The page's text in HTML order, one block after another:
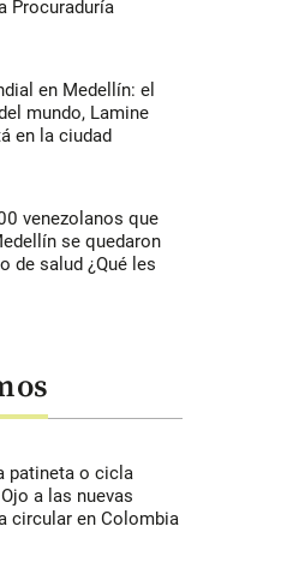
Procuraduría
en Medellín: el
mundo, Lamine
en la ciudad
venezolanos que
se quedaron
de salud ¿Qué les
patineta o cicla
a las nuevas
circular en Colombia